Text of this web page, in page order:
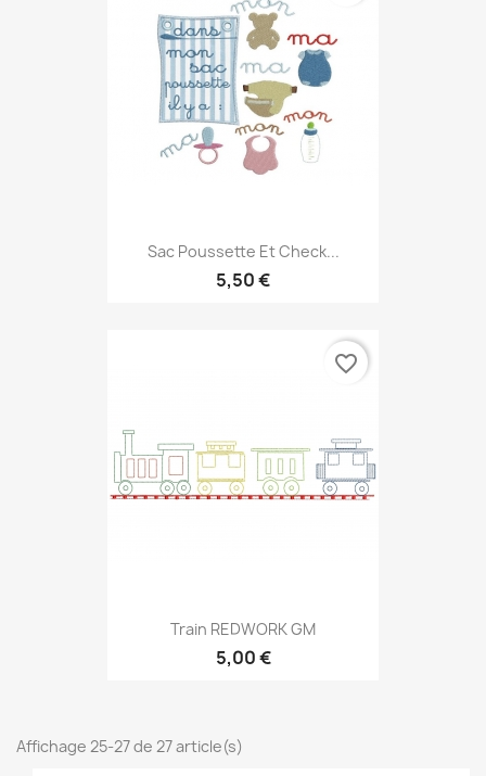
Sac Poussette Et Check...
5,50 €
Train REDWORK GM
5,00 €
favorite_border
Affichage 25-27 de 27 article(s)